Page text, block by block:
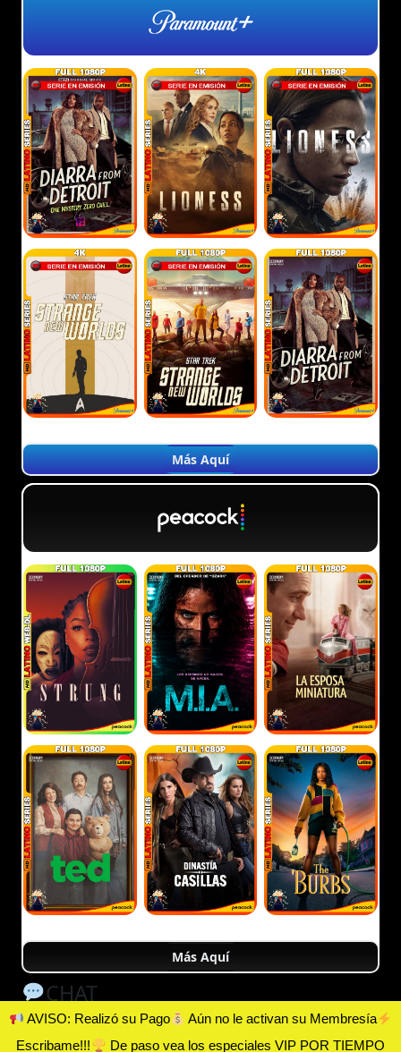
AVISO: Realizó su Pago
Aún no le activan su Membresía
Escribame!!!
De paso vea los especiales VIP POR TIEMPO
Más Aquí
Más Aquí
CHAT